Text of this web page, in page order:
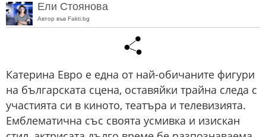
Ели Стоянова
Автор във Fakti.bg
Катерина Евро е една от най-обичаните фигури
на българската сцена, оставяйки трайна следа с
участията си в киното, театъра и телевизията.
Емблематична със своята усмивка и изискан